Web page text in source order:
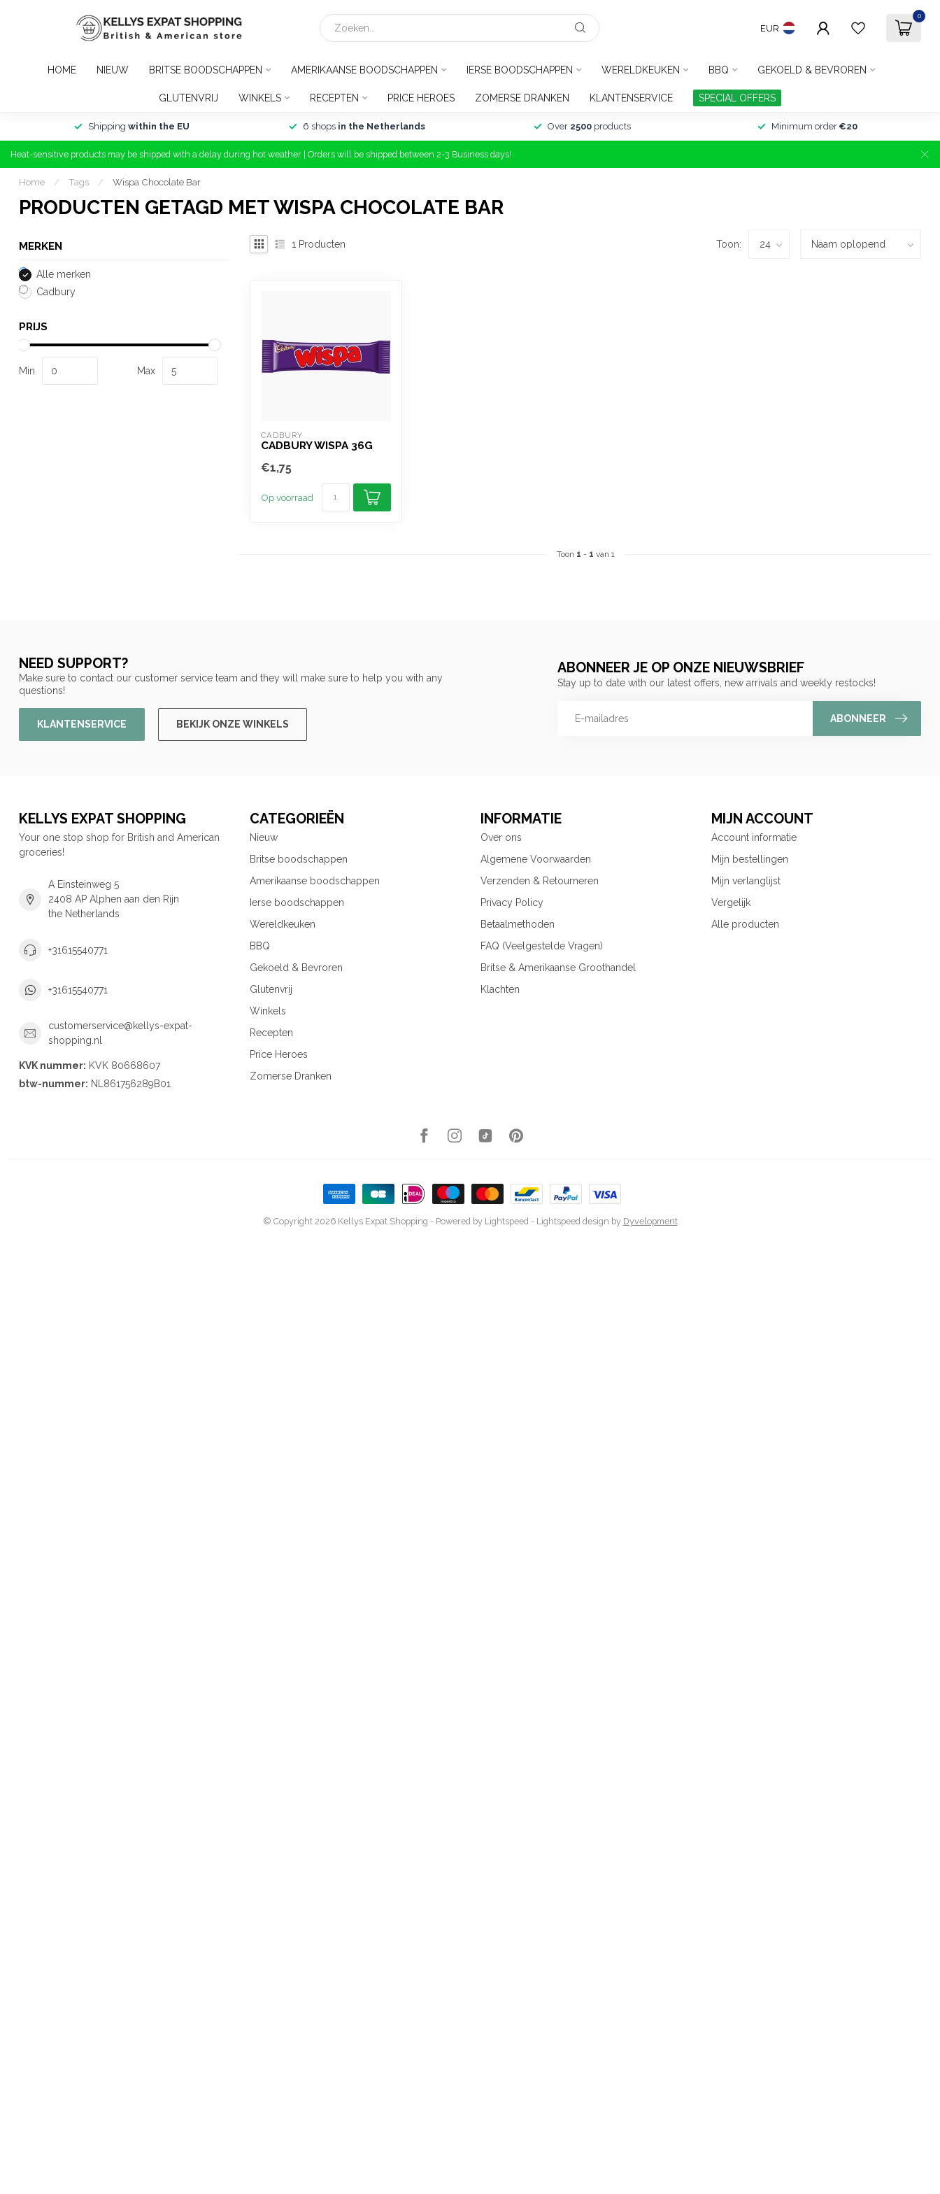
EUR
0
HOME NIEUW BRITSE BOODSCHAPPEN AMERIKAANSE BOODSCHAPPEN IERSE BOODSCHAPPEN WERELDKEUKEN BBQ GEKOELD & BEVROREN
GLUTENVRIJ WINKELS RECEPTEN PRICE HEROES ZOMERSE DRANKEN KLANTENSERVICE SPECIAL OFFERS
Shipping within the EU 6 shops in the Netherlands Over 2500products Minimum order €20
Heat-sensitive products may be shipped with a delay during hot weather | Orders will be shipped between 2-3 Business days!
Home / Tags / Wispa Chocolate Bar
PRODUCTEN GETAGD MET WISPA CHOCOLATE BAR
MERKEN
Alle merken
Cadbury
PRIJS
Min Max
1 Producten Toon:
CADBURY
CADBURY WISPA 36G
€1,75
Op voorraad
Toon 1 - 1 van 1
NEED SUPPORT?
Make sure to contact our customer service team and they will make sure to help you with any
questions!
KLANTENSERVICE BEKIJK ONZE WINKELS
ABONNEER JE OP ONZE NIEUWSBRIEF
Stay up to date with our latest offers, new arrivals and weekly restocks!
ABONNEER
KELLYS EXPAT SHOPPING
Your one stop shop for British and American
groceries!
A Einsteinweg 5
2408 AP Alphen aan den Rijn
the Netherlands
+31615540771
+31615540771
customerservice@kellys-expat-
shopping.nl
KVK nummer: KVK 80668607
btw-nummer: NL861756289B01
CATEGORIEËN
Nieuw
Britse boodschappen
Amerikaanse boodschappen
Ierse boodschappen
Wereldkeuken
BBQ
Gekoeld & Bevroren
Glutenvrij
Winkels
Recepten
Price Heroes
Zomerse Dranken
INFORMATIE
Over ons
Algemene Voorwaarden
Verzenden & Retourneren
Privacy Policy
Betaalmethoden
FAQ (Veelgestelde Vragen)
Britse & Amerikaanse Groothandel
Klachten
MIJN ACCOUNT
Account informatie
Mijn bestellingen
Mijn verlanglijst
Vergelijk
Alle producten
© Copyright 2026 Kellys Expat Shopping - Powered by Lightspeed- Lightspeed design by Dyvelopment